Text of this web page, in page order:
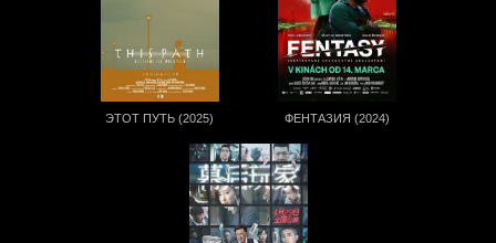
ЭТОТ ПУТЬ (2025) ФЕНТАЗИЯ (2024)